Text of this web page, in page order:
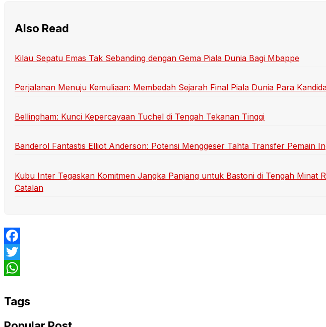
Also Read
Kilau Sepatu Emas Tak Sebanding dengan Gema Piala Dunia Bagi Mbappe
Perjalanan Menuju Kemuliaan: Membedah Sejarah Final Piala Dunia Para
Bellingham: Kunci Kepercayaan Tuchel di Tengah Tekanan Tinggi
Banderol Fantastis Elliot Anderson: Potensi Menggeser Tahta Transfer Pemain
Kubu Inter Tegaskan Komitmen Jangka Panjang untuk Bastoni di Tengah Minat
Catalan
Facebook
Twitter
Tags